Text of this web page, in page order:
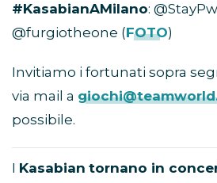
#KasabianAMilano:
@furgiotheone (FOTO)
Invitiamo i fortunati sopra
via mail a
possibile.
I Kasabian tornano in